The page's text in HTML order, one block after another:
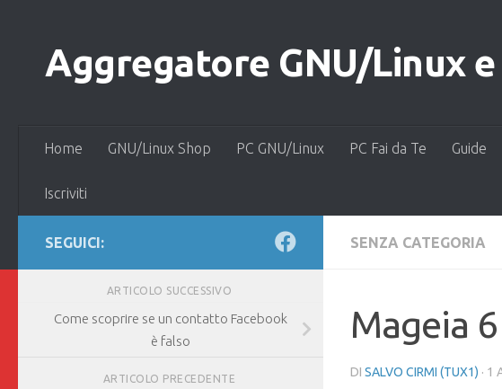
Aggregatore GNU/Linux
Home GNU/Linux Shop PC GNU/Linux PC Fai da Te Guide
Iscriviti
SENZA CATEGORIA
Mageia
DI SALVO CIRMI (TUX1) · 1
SEGUICI:
ARTICOLO SUCCESSIVO
Come scoprire se un contatto Facebook
è falso
ARTICOLO PRECEDENTE